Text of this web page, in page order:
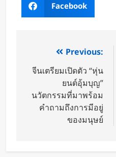
Facebook
Previous:
จีนเตรียมเปิดตัว “หุ่น
ยนต์อุ้มบุญ”
นวัตกรรมที่มาพร้อม
คำถามถึงการมีอยู่
ของมนุษย์